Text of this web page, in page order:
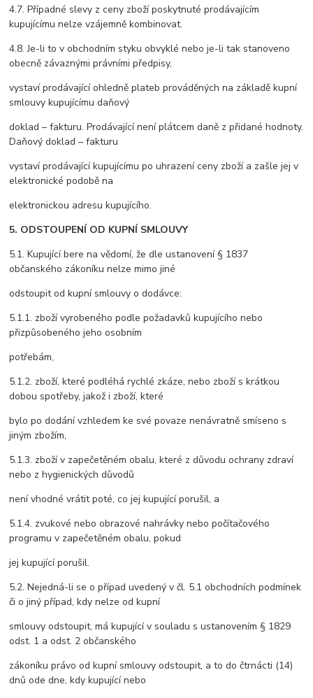
4.7. Případné slevy z ceny zboží poskytnuté prodávajícím
kupujícímu nelze vzájemně kombinovat.
4.8. Je-li to v obchodním styku obvyklé nebo je-li tak stanoveno
obecně závaznými právními předpisy,
vystaví prodávající ohledně plateb prováděných na základě kupní
smlouvy kupujícímu daňový
doklad – fakturu. Prodávající není plátcem daně z přidané hodnoty.
Daňový doklad – fakturu
vystaví prodávající kupujícímu po uhrazení ceny zboží a zašle jej v
elektronické podobě na
elektronickou adresu kupujícího.
5. ODSTOUPENÍ OD KUPNÍ SMLOUVY
5.1. Kupující bere na vědomí, že dle ustanovení § 1837
občanského zákoníku nelze mimo jiné
odstoupit od kupní smlouvy o dodávce:
5.1.1. zboží vyrobeného podle požadavků kupujícího nebo
přizpůsobeného jeho osobním
potřebám,
5.1.2. zboží, které podléhá rychlé zkáze, nebo zboží s krátkou
dobou spotřeby, jakož i zboží, které
bylo po dodání vzhledem ke své povaze nenávratně smíseno s
jiným zbožím,
5.1.3. zboží v zapečetěném obalu, které z důvodu ochrany zdraví
nebo z hygienických důvodů
není vhodné vrátit poté, co jej kupující porušil, a
5.1.4. zvukové nebo obrazové nahrávky nebo počítačového
programu v zapečetěném obalu, pokud
jej kupující porušil.
5.2. Nejedná-li se o případ uvedený v čl. 5.1 obchodních podmínek
či o jiný případ, kdy nelze od kupní
smlouvy odstoupit, má kupující v souladu s ustanovením § 1829
odst. 1 a odst. 2 občanského
zákoníku právo od kupní smlouvy odstoupit, a to do čtrnácti (14)
dnů ode dne, kdy kupující nebo